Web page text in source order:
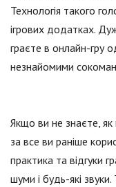
Технологія такого
ігрових додатках.
граєте в онлайн-гру
незнайомими
Якщо ви не знаєте,
за все ви раніше
практика та відгуки
шуми і будь-які